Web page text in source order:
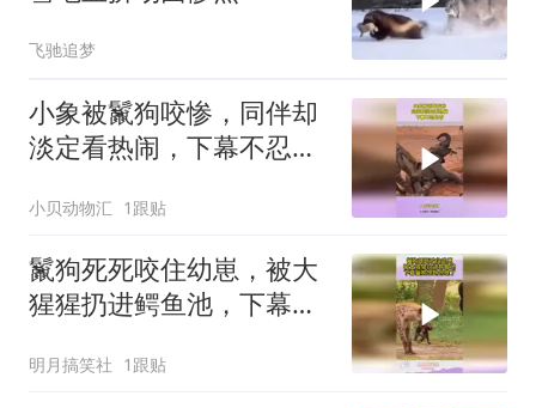
飞驰追梦
小象被鬣狗咬惨，同伴却
淡定看热闹，下幕不忍心
小贝动物汇 1跟贴
鬣狗死死咬住幼崽，被大
猩猩扔进鳄鱼池，下幕鬣
明月搞笑社 1跟贴